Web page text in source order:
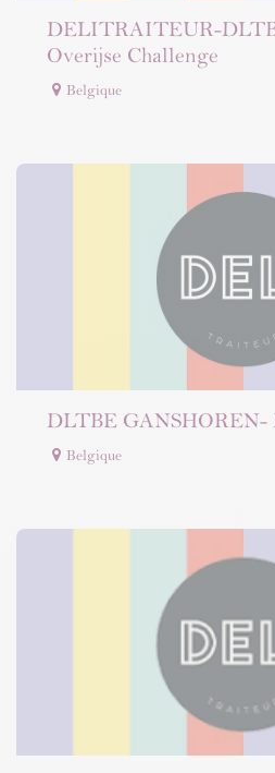
DELITRAITEUR-
Overijse Challenge
Belgique
DLTBE
Belgique